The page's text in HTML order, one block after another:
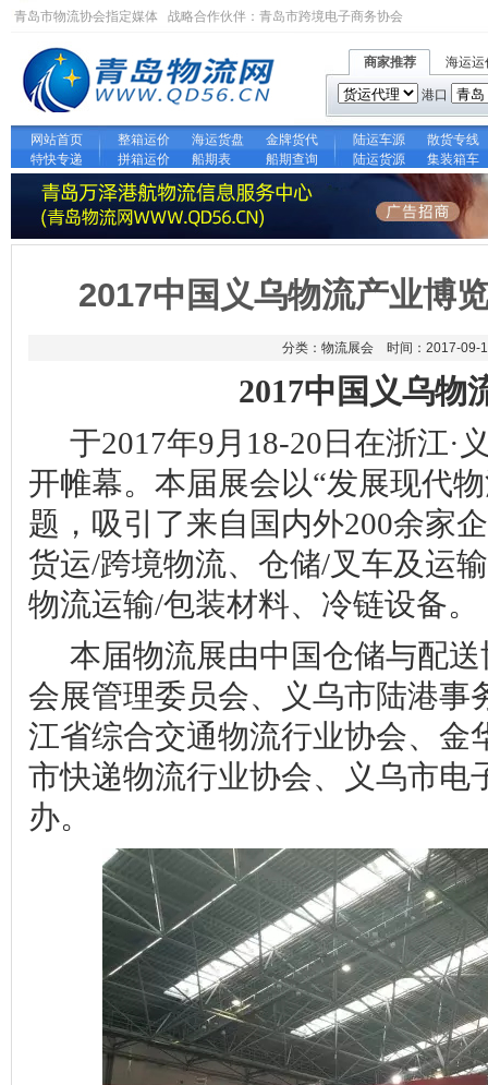
青岛市物流协会指定媒体 战略合作伙伴： 青岛市跨境电子商务协会
商家推荐 海运运
港口
网站首页 整箱运价 海运货盘 金牌货代 陆运车源
散货专线
特快专递
拼箱运价 船期表 船期查询 陆运货源 集装箱车
2017中国义乌物流产业博
分类：物流展会 时间：2017-
2017中国义乌物
于2017年9月 18-20 日在浙江·
开帷幕。本届展会以“发展现代
题，吸引了来自国内外200余家
货运/跨境物流、仓储/叉车及运
物流运输/包装材料、冷链设备。
本届物流展由中国仓储与配
会展管理委员会、义乌市陆港事
江省综合交通物流行业协会、金
市快递物流行业协会、义乌市电
办。